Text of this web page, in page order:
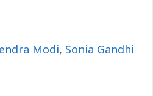
Modi, Sonia Gandhi